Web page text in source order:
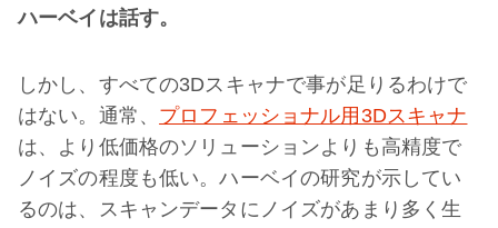
ハーベイは話す。
しかし、すべての3Dスキャナで事が足りるわけで
はない。通常、 プロフェッショナル用3Dスキャナ
は、より低価格のソリューションよりも高精度で
ノイズの程度も低い。ハーベイの研究が示してい
るのは、スキャンデータにノイズがあまり多く生